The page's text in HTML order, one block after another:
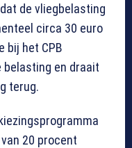
de vliegbelasting
circa 30 euro
bij het CPB
belasting en draait
terug.
20 procent